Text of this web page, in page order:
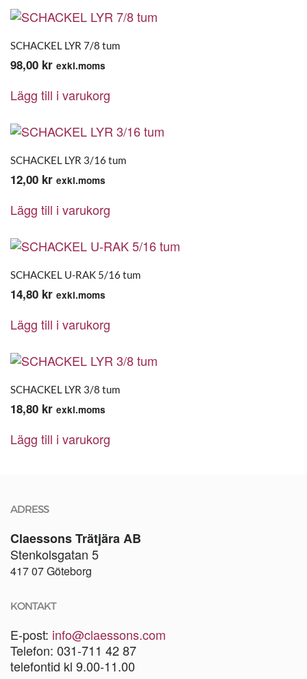
SCHACKEL LYR 7/8 tum
98,00 kr exkl.moms
Lägg till i varukorg
SCHACKEL LYR 3/16 tum
12,00 kr exkl.moms
Lägg till i varukorg
SCHACKEL U-RAK 5/16 tum
14,80 kr exkl.moms
Lägg till i varukorg
SCHACKEL LYR 3/8 tum
18,80 kr exkl.moms
Lägg till i varukorg
ADRESS
Claessons Trätjära AB
Stenkolsgatan 5
417 07 Göteborg
KONTAKT
E-post: info@claessons.com
Telefon: 031-711 42 87
telefontid kl 9.00-11.00